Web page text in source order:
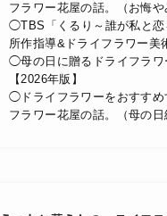
フラワー花屋の話。（お悔や
◯TBS「くるり～誰が私と恋
所作指導&ドライフラワー美
◯母の日に贈るドライフラワ
【2026年版】
◯ドライフラワーをおすすめ
フラワー花屋の話。（母の日